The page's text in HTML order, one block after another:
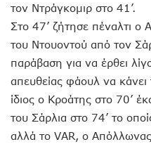
τον Ντράγκομιρ στο 41’.
Στο 47’ ζήτησε πέναλτι
του Ντουοντού από τον
παράβαση για να έρθει
απευθείας φάουλ να
ίδιος ο Κροάτης στο 70’
του Σάρλια στο 74’ το
αλλά το VAR, ο